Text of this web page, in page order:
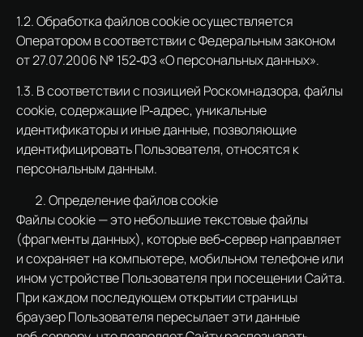
1.2. Обработка файлов cookie осуществляется
Оператором в соответствии с Федеральным законом
от 27.07.2006 № 152‑ФЗ «О персональных данных».
1.3. В соответствии с позицией Роскомнадзора, файлы
cookie, содержащие IP‑адрес, уникальные
идентификаторы и иные данные, позволяющие
идентифицировать Пользователя, относятся к
персональным данным.
Определение файлов cookie
Файлы cookie — это небольшие текстовые файлы
(фрагменты данных), которые веб‑сервер направляет
и сохраняет на компьютере, мобильном телефоне или
ином устройстве Пользователя при посещении Сайта.
При каждом последующем открытии страницы
браузер Пользователя пересылает эти данные